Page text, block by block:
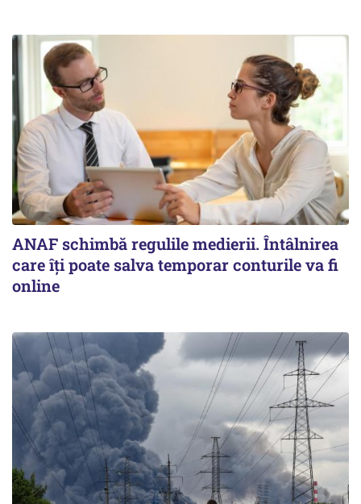
ANAF schimbă regulile medierii. Întâlnirea
care îți poate salva temporar conturile va fi
online